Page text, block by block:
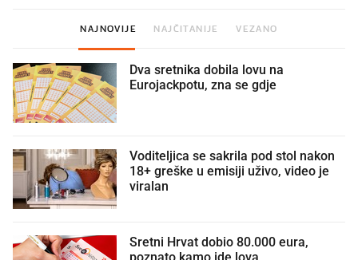
NAJNOVIJE NAJČITANIJE VEZANO
Dva sretnika dobila lovu na
Eurojackpotu, zna se gdje
Voditeljica se sakrila pod stol nakon
18+ greške u emisiji uživo, video je
viralan
Sretni Hrvat dobio 80.000 eura,
poznato kamo ide lova